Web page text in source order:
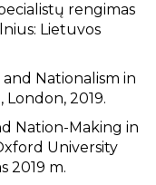
rengimas
Lietuvos
Nationalism in
2019.
Nation-Making in
University
2019 m.